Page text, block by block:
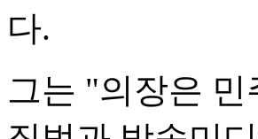
다.
그는 "의장은